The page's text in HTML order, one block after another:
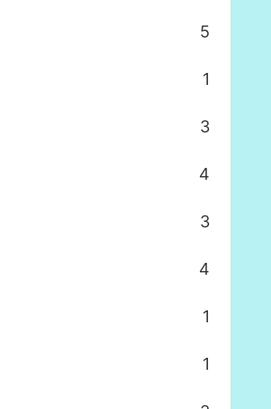
5
1
3
4
3
4
1
1